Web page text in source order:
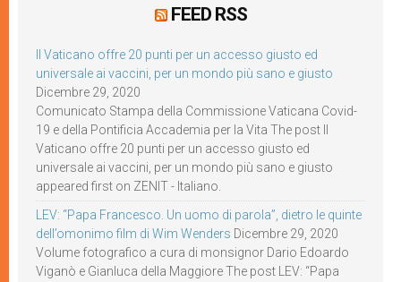
FEED RSS
Il Vaticano offre 20 punti per un accesso giusto ed
universale ai vaccini, per un mondo più sano e giusto
Dicembre 29, 2020
Comunicato Stampa della Commissione Vaticana Covid-
19 e della Pontificia Accademia per la Vita The post Il
Vaticano offre 20 punti per un accesso giusto ed
universale ai vaccini, per un mondo più sano e giusto
appeared first on ZENIT - Italiano.
LEV: “Papa Francesco. Un uomo di parola”, dietro le quinte
dell’omonimo film di Wim Wenders Dicembre 29, 2020
Volume fotografico a cura di monsignor Dario Edoardo
Viganò e Gianluca della Maggiore The post LEV: “Papa